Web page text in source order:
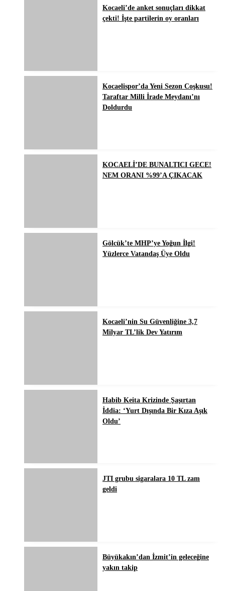
Kocaeli’de anket sonuçları dikkat
çekti! İşte partilerin oy oranları
Kocaelispor’da Yeni Sezon Coşkusu!
Taraftar Milli İrade Meydanı’nı
Doldurdu
KOCAELİ’DE BUNALTICI GECE!
NEM ORANI %99’A ÇIKACAK
Gölcük’te MHP’ye Yoğun İlgi!
Yüzlerce Vatandaş Üye Oldu
Kocaeli’nin Su Güvenliğine 3,7
Milyar TL’lik Dev Yatırım
Habib Keita Krizinde Şaşırtan
İddia: ‘Yurt Dışında Bir Kıza Aşık
Oldu’
JTI grubu sigaralara 10 TL zam
geldi
Büyükakın’dan İzmit’in geleceğine
yakın takip